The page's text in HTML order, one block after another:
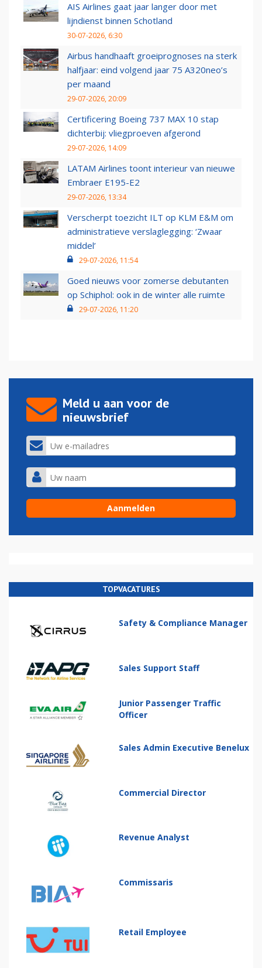
AIS Airlines gaat jaar langer door met
lijndienst binnen Schotland
30-07-2026, 6:30
Airbus handhaaft groeiprognoses na sterk
halfjaar: eind volgend jaar 75 A320neo’s
per maand
29-07-2026, 20:09
Certificering Boeing 737 MAX 10 stap
dichterbij: vliegproeven afgerond
29-07-2026, 14:09
LATAM Airlines toont interieur van nieuwe
Embraer E195-E2
29-07-2026, 13:34
Verscherpt toezicht ILT op KLM E&M om
administratieve verslaglegging: ‘Zwaar
middel’
29-07-2026, 11:54
Goed nieuws voor zomerse debutanten
op Schiphol: ook in de winter alle ruimte
29-07-2026, 11:20
Meld u aan voor de
nieuwsbrief
TOPVACATURES
Safety & Compliance Manager
Sales Support Staff
Junior Passenger Traffic
Officer
Sales Admin Executive Benelux
Commercial Director
Revenue Analyst
Commissaris
Retail Employee